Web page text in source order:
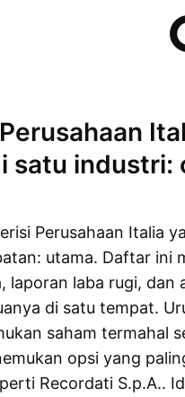
satu industri:
Perusahaan Italia
utama. Daftar ini
laporan laba rugi, dan
di satu tempat.
saham termahal
opsi yang
Recordati S.p.A..